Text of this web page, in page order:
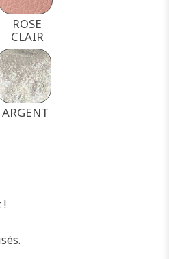
ROSE
CLAIR
ARGENT
!